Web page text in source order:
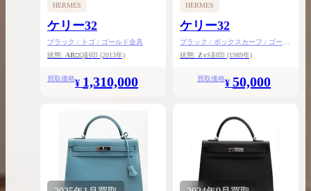
HERMES
ケリー32
ブラック / トゴ / ゴールド金具
状態: AB□Q刻印 (2013年)
買取価格¥ 1,310,000
HERMES
ケリー32
ブラック / ボックスカーフ / ゴール
ド金具
状態: Z○S刻印 (1989年)
買取価格¥ 50,000